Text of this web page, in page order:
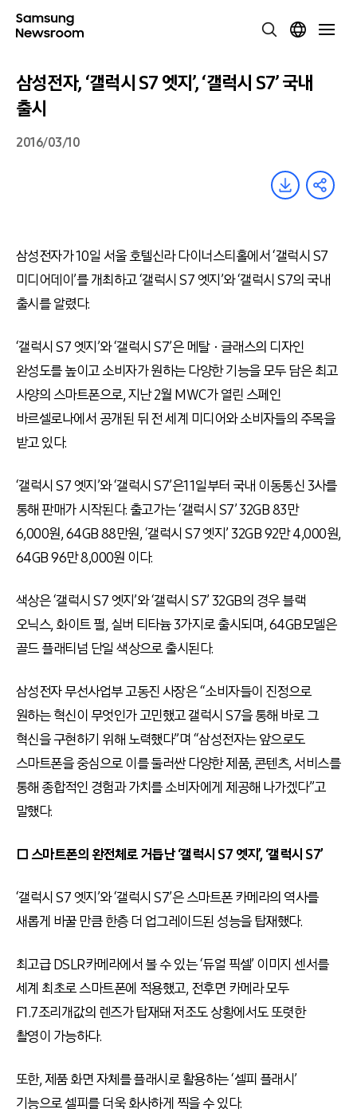
삼성전자, ‘갤럭시 S7 엣지’, ‘갤럭시 S7’ 국내
출시
2016/03/10
삼성전자가 10일 서울 호텔신라 다이너스티홀에서 ‘갤럭시 S7
미디어데이’를 개최하고 ‘갤럭시 S7 엣지’와 ‘갤럭시 S7의 국내
출시를 알렸다.
‘갤럭시 S7 엣지’와 ‘갤럭시 S7’은 메탈ㆍ글래스의 디자인
완성도를 높이고 소비자가 원하는 다양한 기능을 모두 담은 최고
사양의 스마트폰으로, 지난 2월 MWC가 열린 스페인
바르셀로나에서 공개된 뒤 전 세계 미디어와 소비자들의 주목을
받고 있다.
‘갤럭시 S7 엣지’와 ‘갤럭시 S7’은11일부터 국내 이동통신 3사를
통해 판매가 시작된다. 출고가는 ‘갤럭시 S7’ 32GB 83만
6,000원, 64GB 88만원, ‘갤럭시 S7 엣지’ 32GB 92만 4,000원,
64GB 96만 8,000원 이다.
색상은 ‘갤럭시 S7 엣지’와 ‘갤럭시 S7’ 32GB의 경우 블랙
오닉스, 화이트 펄, 실버 티타늄 3가지로 출시되며, 64GB모델은
골드 플래티넘 단일 색상으로 출시된다.
삼성전자 무선사업부 고동진 사장은 “소비자들이 진정으로
원하는 혁신이 무엇인가 고민했고 갤럭시 S7을 통해 바로 그
혁신을 구현하기 위해 노력했다”며 “삼성전자는 앞으로도
스마트폰을 중심으로 이를 둘러싼 다양한 제품, 콘텐츠, 서비스를
통해 종합적인 경험과 가치를 소비자에게 제공해 나가겠다”고
말했다.
□ 스마트폰의 완전체로 거듭난 ‘갤럭시 S7 엣지’, ‘갤럭시 S7’
‘갤럭시 S7 엣지’와 ‘갤럭시 S7’은 스마트폰 카메라의 역사를
새롭게 바꿀 만큼 한층 더 업그레이드된 성능을 탑재했다.
최고급 DSLR카메라에서 볼 수 있는 ‘듀얼 픽셀’ 이미지 센서를
세계 최초로 스마트폰에 적용했고, 전후면 카메라 모두
F1.7조리개값의 렌즈가 탑재돼 저조도 상황에서도 또렷한
촬영이 가능하다.
또한, 제품 화면 자체를 플래시로 활용하는 ‘셀피 플래시’
기능으로 셀피를 더욱 화사하게 찍을 수 있다.